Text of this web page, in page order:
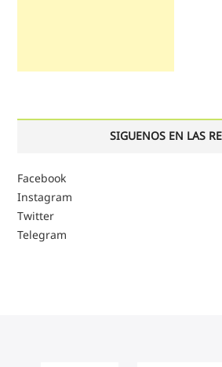
SIGUENOS EN LAS
Facebook
Instagram
Twitter
Telegram